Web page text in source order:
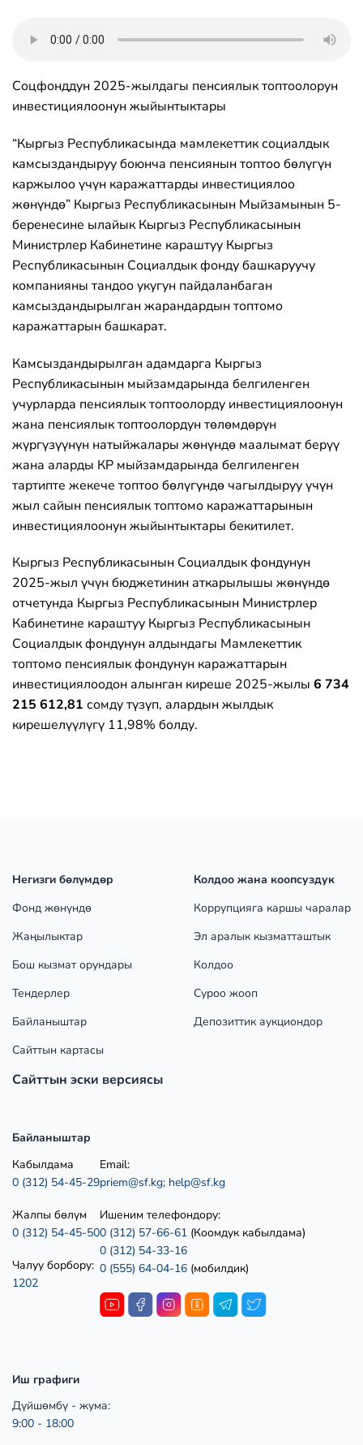
Соцфонддун 2025-жылдагы пенсиялык топтоолорун
инвестициялоонун жыйынтыктары
“Кыргыз Республикасында мамлекеттик социалдык
камсыздандыруу боюнча пенсиянын топтоо бөлүгүн
каржылоо үчүн каражаттарды инвестициялоо
жөнүндө” Кыргыз Республикасынын Мыйзамынын 5-
беренесине ылайык Кыргыз Республикасынын
Министрлер Кабинетине караштуу Кыргыз
Республикасынын Социалдык фонду башкаруучу
компанияны тандоо укугун пайдаланбаган
камсыздандырылган жарандардын топтомо
каражаттарын башкарат.
Камсыздандырылган адамдарга Кыргыз
Республикасынын мыйзамдарында белгиленген
учурларда пенсиялык топтоолорду инвестициялоонун
жана пенсиялык топтоолордун төлөмдөрүн
жүргүзүүнүн натыйжалары жөнүндө маалымат берүү
жана аларды КР мыйзамдарында белгиленген
тартипте жекече топтоо бөлүгүндө чагылдыруу үчүн
жыл сайын пенсиялык топтомо каражаттарынын
инвестициялоонун жыйынтыктары бекитилет.
Кыргыз Республикасынын Социалдык фондунун
2025-жыл үчүн бюджетинин аткарылышы жөнүндө
отчетунда Кыргыз Республикасынын Министрлер
Кабинетине караштуу Кыргыз Республикасынын
Социалдык фондунун алдындагы Мамлекеттик
топтомо пенсиялык фондунун каражаттарын
инвестициялоодон алынган киреше 2025-жылы 6 734
215 612,81 сомду түзүп, алардын жылдык
кирешелүүлүгү 11,98% болду.
Негизги бөлүмдөр
Фонд жөнүндө
Жаңылыктар
Бош кызмат орундары
Тендерлер
Байланыштар
Сайттын картасы
Сайттын эски версиясы
Колдоо жана коопсуздук
Коррупцияга каршы чаралар
Эл аралык кызматташтык
Колдоо
Суроо жооп
Депозиттик аукциондор
Байланыштар
Кабылдама
0 (312) 54-45-29
Жалпы бөлүм
0 (312) 54-45-50
Чалуу борбору:
1202
Email:
priem@sf.kg; help@sf.kg
Ишеним телефондору:
0 (312) 57-66-61 (Коомдук кабылдама)
0 (312) 54-33-16
0 (555) 64-04-16 (мобилдик)
Иш графиги
Дүйшөмбү - жума:
9:00 - 18:00